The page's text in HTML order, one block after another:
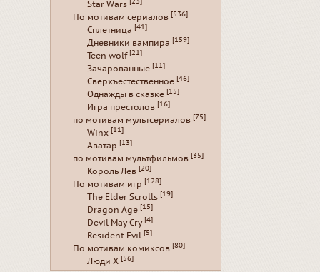
Star Wars [23]
По мотивам сериалов [536]
Сплетница [41]
Дневники вампира [159]
Teen wolf [21]
Зачарованные [11]
Сверхъестественное [46]
Однажды в сказке [15]
Игра престолов [16]
по мотивам мультсериалов [75]
Winx [11]
Аватар [13]
по мотивам мультфильмов [35]
Король Лев [20]
По мотивам игр [128]
The Elder Scrolls [19]
Dragon Age [15]
Devil May Cry [4]
Resident Evil [5]
По мотивам комиксов [80]
Люди Х [56]